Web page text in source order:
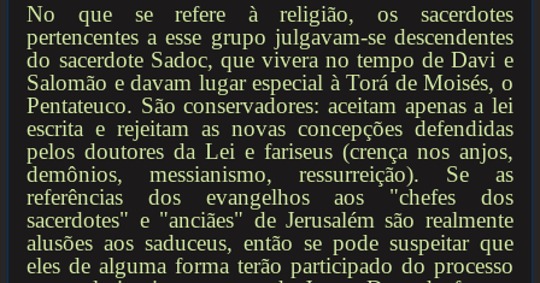
No que se refere à religião, os sacerdotes
pertencentes a esse grupo julgavam-se descendentes
do sacerdote Sadoc, que vivera no tempo de Davi e
Salomão e davam lugar especial à Torá de Moisés, o
Pentateuco. São conservadores: aceitam apenas a lei
escrita e rejeitam as novas concepções defendidas
pelos doutores da Lei e fariseus (crença nos anjos,
demônios, messianismo, ressurreição). Se as
referências dos evangelhos aos "chefes dos
sacerdotes" e "anciães" de Jerusalém são realmente
alusões aos saduceus, então se pode suspeitar que
eles de alguma forma terão participado do processo